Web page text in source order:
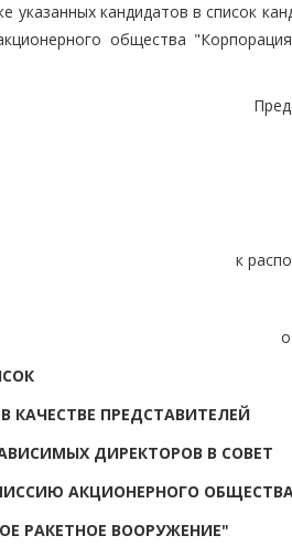
кандидатов в список
общества
к
КАЧЕСТВЕ ПРЕДСТАВИТЕЛЕЙ
ДИРЕКТОРОВ В СОВЕТ
АКЦИОНЕРНОГО
РАКЕТНОЕ ВООРУЖЕНИЕ"